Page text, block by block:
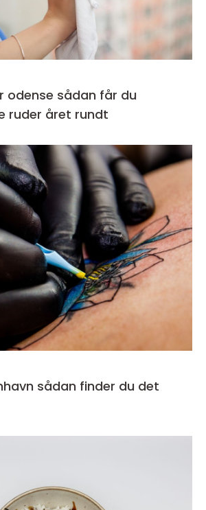
sådan får du
ruder året rundt
du det